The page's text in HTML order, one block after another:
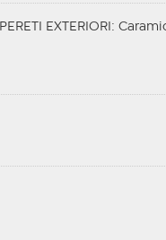
PERETI EXTERIORI :